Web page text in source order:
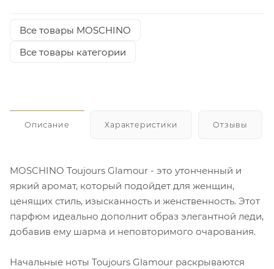
Все товары MOSCHINO
Все товары категории
Описание Характеристики Отзывы
MOSCHINO Toujours Glamour - это утонченный и
яркий аромат, который подойдет для женщин,
ценящих стиль, изысканность и женственность. Этот
парфюм идеально дополнит образ элегантной леди,
добавив ему шарма и неповторимого очарования.
Начальные ноты Toujours Glamour раскрываются